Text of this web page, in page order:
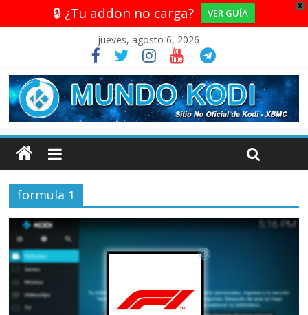
X
🔒 ¿Tu addon no carga? VER GUÍA
jueves, agosto 6, 2026
formula 1